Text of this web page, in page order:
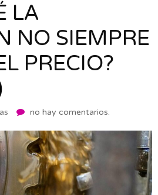
LA
NO SIEMPRE
PRECIO?
no hay comentarios.